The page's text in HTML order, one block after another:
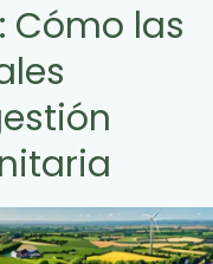
Cómo las